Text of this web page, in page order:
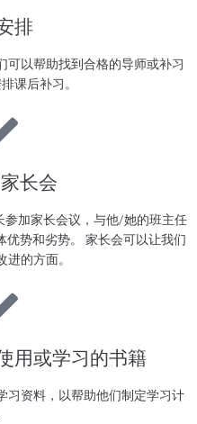
排
可以帮助找到合格的导师或补习
课后补习。
长会
加家长会议，与他/她的班主任
势和劣势。 家长会可以让我们
进的方面。
用或学习的书籍
习资料，以帮助他们制定学习计